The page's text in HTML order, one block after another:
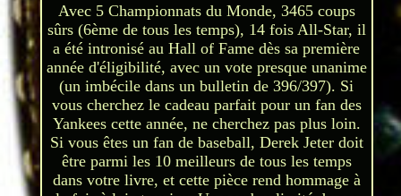
Avec 5 Championnats du Monde, 3465 coups
sûrs (6ème de tous les temps), 14 fois All-Star, il
a été intronisé au Hall of Fame dès sa première
année d'éligibilité, avec un vote presque unanime
(un imbécile dans un bulletin de 396/397). Si
vous cherchez le cadeau parfait pour un fan des
Yankees cette année, ne cherchez pas plus loin.
Si vous êtes un fan de baseball, Derek Jeter doit
être parmi les 10 meilleurs de tous les temps
dans votre livre, et cette pièce rend hommage à